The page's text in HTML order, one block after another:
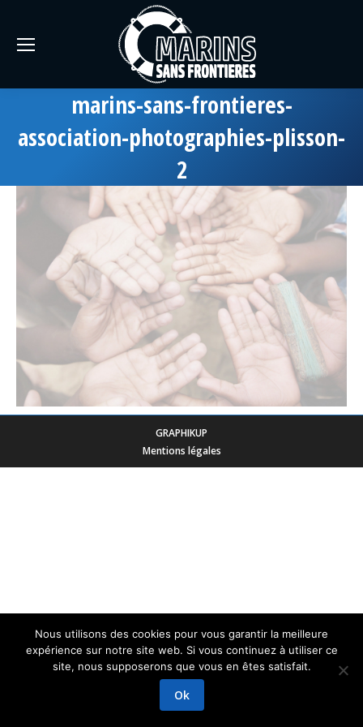
marins-sans-frontieres-
association-photographies-plisson-
2
GRAPHIKUP
Mentions légales
Nous utilisons des cookies pour vous garantir la meilleure
expérience sur notre site web. Si vous continuez à utiliser ce
site, nous supposerons que vous en êtes satisfait.
Ok